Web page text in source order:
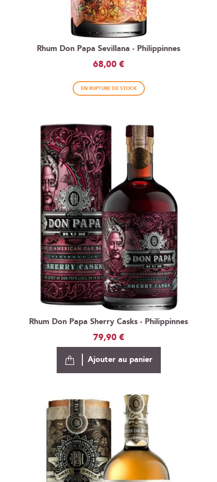
Rhum Don Papa Sevillana - Philippinnes
68,00 €
EN RUPTURE DE STOCK
Rhum Don Papa Sherry Casks - Philippinnes
79,90 €
Ajouter au panier